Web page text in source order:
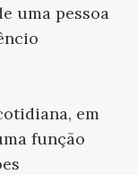
uma pessoa
em
função